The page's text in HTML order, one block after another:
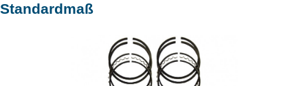
Standardmaß